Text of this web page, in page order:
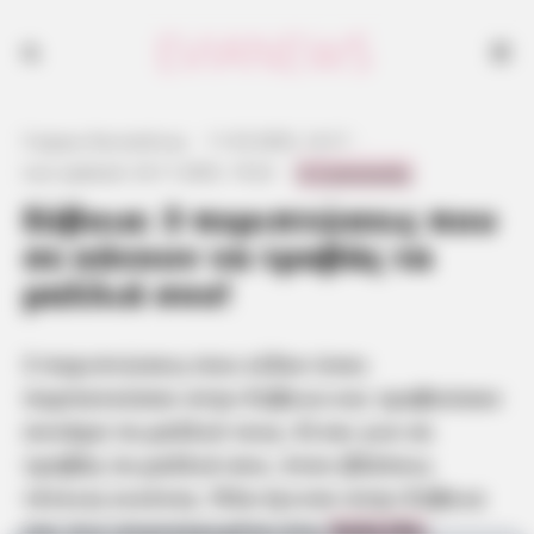
Εύβοια: 3 περιπτώσεις που
σε κάνουν να τραβάς τα
μαλλιά σου!
3 περιπτώσεις που είδαν όσοι
περπατούσαν στην Εύβοια και τραβούσαν